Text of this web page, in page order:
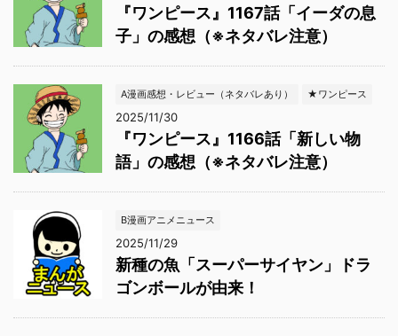
『ワンピース』1167話「イーダの息
子」の感想（※ネタバレ注意）
A漫画感想・レビュー（ネタバレあり） ★ワンピース
2025/11/30
『ワンピース』1166話「新しい物
語」の感想（※ネタバレ注意）
B漫画アニメニュース
2025/11/29
新種の魚「スーパーサイヤン」ドラ
ゴンボールが由来！